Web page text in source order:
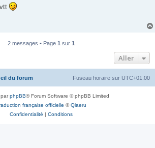
2 messages • Page 1 sur 1
Aller
du forum Fuseau horaire sur UTC+01:00
parphpBB® Forum Software © phpBB Limited
française officielle ©Qiaeru
Confidentialité | Conditions